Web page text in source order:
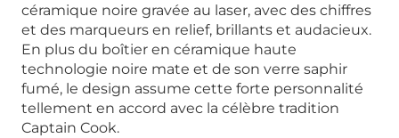
céramique noire gravée au laser, avec des chiffres
et des marqueurs en relief, brillants et audacieux.
En plus du boîtier en céramique haute
technologie noire mate et de son verre saphir
fumé, le design assume cette forte personnalité
tellement en accord avec la célèbre tradition
Captain Cook.